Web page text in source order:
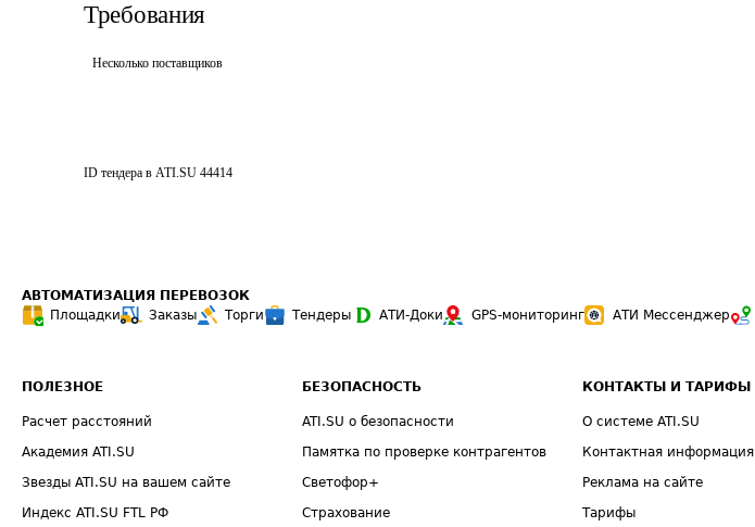
Требования
Несколько поставщиков
ID тендера в ATI.SU 44414
АВТОМАТИЗАЦИЯ ПЕРЕВОЗОК
Площадки
Заказы Торги Тендеры АТИ-Доки GPS-мониторинг АТИ Мессенджер
ПОЛЕЗНОЕ
Расчет расстояний
Академия ATI.SU
Звезды ATI.SU на вашем сайте
Индекс ATI.SU FTL РФ
БЕЗОПАСНОСТЬ
ATI.SU о безопасности
Памятка по проверке контрагентов
Светофор+
Страхование
КОНТАКТЫ И ТАРИФЫ
О системе ATI.SU
Контактная информация
Реклама на сайте
Тарифы